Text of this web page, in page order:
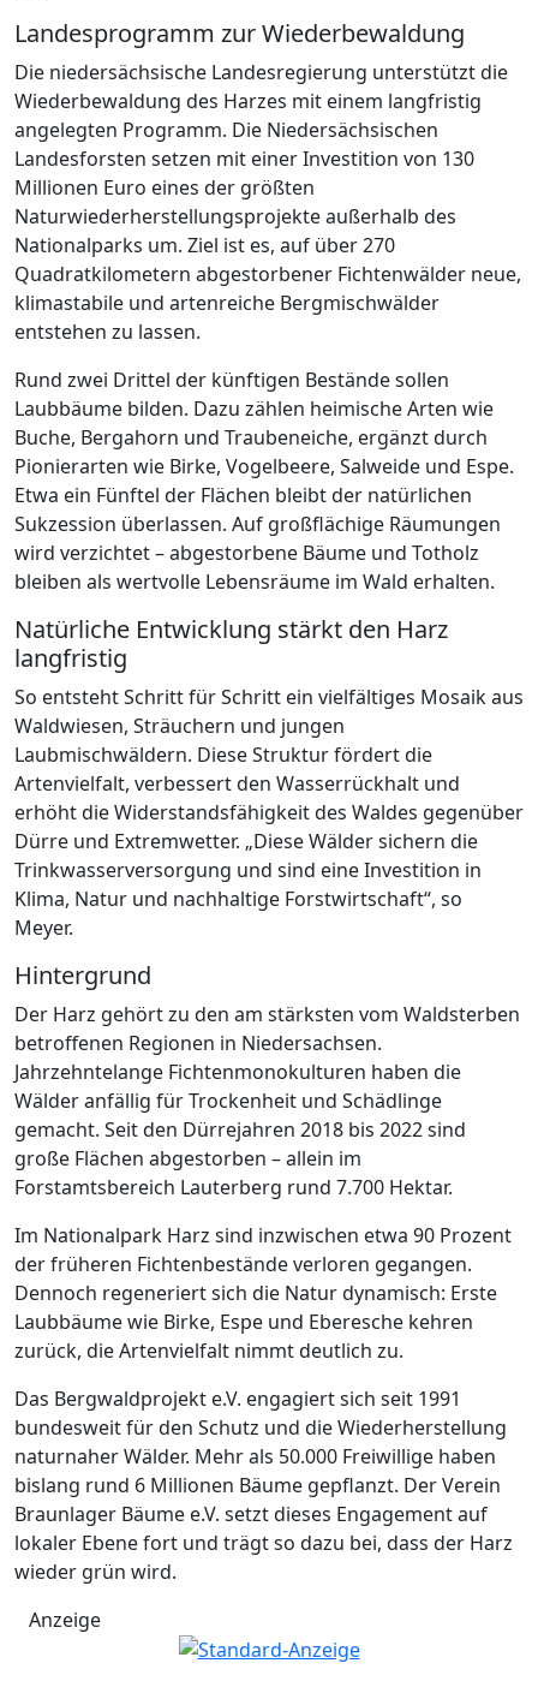
Landesprogramm zur Wiederbewaldung
Die niedersächsische Landesregierung unterstützt die
Wiederbewaldung des Harzes mit einem langfristig
angelegten Programm. Die Niedersächsischen
Landesforsten setzen mit einer Investition von 130
Millionen Euro eines der größten
Naturwiederherstellungsprojekte außerhalb des
Nationalparks um. Ziel ist es, auf über 270
Quadratkilometern abgestorbener Fichtenwälder neue,
klimastabile und artenreiche Bergmischwälder
entstehen zu lassen.
Rund zwei Drittel der künftigen Bestände sollen
Laubbäume bilden. Dazu zählen heimische Arten wie
Buche, Bergahorn und Traubeneiche, ergänzt durch
Pionierarten wie Birke, Vogelbeere, Salweide und Espe.
Etwa ein Fünftel der Flächen bleibt der natürlichen
Sukzession überlassen. Auf großflächige Räumungen
wird verzichtet – abgestorbene Bäume und Totholz
bleiben als wertvolle Lebensräume im Wald erhalten.
Natürliche Entwicklung stärkt den Harz
langfristig
So entsteht Schritt für Schritt ein vielfältiges Mosaik aus
Waldwiesen, Sträuchern und jungen
Laubmischwäldern. Diese Struktur fördert die
Artenvielfalt, verbessert den Wasserrückhalt und
erhöht die Widerstandsfähigkeit des Waldes gegenüber
Dürre und Extremwetter. „Diese Wälder sichern die
Trinkwasserversorgung und sind eine Investition in
Klima, Natur und nachhaltige Forstwirtschaft“, so
Meyer.
Hintergrund
Der Harz gehört zu den am stärksten vom Waldsterben
betroffenen Regionen in Niedersachsen.
Jahrzehntelange Fichtenmonokulturen haben die
Wälder anfällig für Trockenheit und Schädlinge
gemacht. Seit den Dürrejahren 2018 bis 2022 sind
große Flächen abgestorben – allein im
Forstamtsbereich Lauterberg rund 7.700 Hektar.
Im Nationalpark Harz sind inzwischen etwa 90 Prozent
der früheren Fichtenbestände verloren gegangen.
Dennoch regeneriert sich die Natur dynamisch: Erste
Laubbäume wie Birke, Espe und Eberesche kehren
zurück, die Artenvielfalt nimmt deutlich zu.
Das Bergwaldprojekt e.V. engagiert sich seit 1991
bundesweit für den Schutz und die Wiederherstellung
naturnaher Wälder. Mehr als 50.000 Freiwillige haben
bislang rund 6 Millionen Bäume gepflanzt. Der Verein
Braunlager Bäume e.V. setzt dieses Engagement auf
lokaler Ebene fort und trägt so dazu bei, dass der Harz
wieder grün wird.
Anzeige